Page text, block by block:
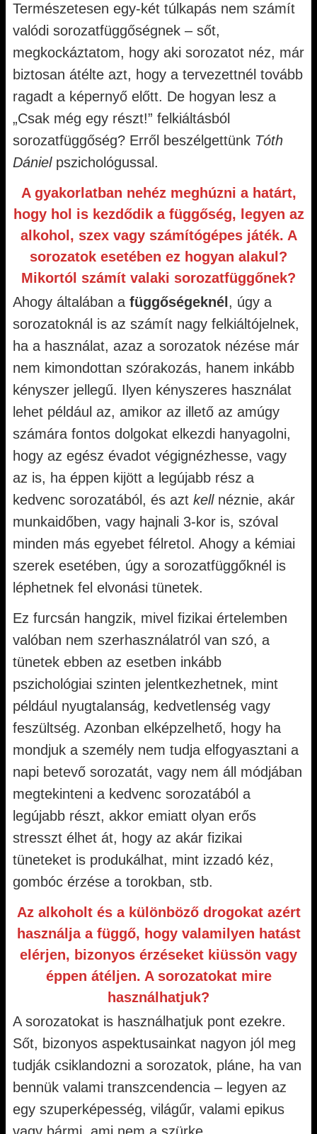
Természetesen egy-két túlkapás nem számít
valódi sorozatfüggőségnek – sőt,
megkockáztatom, hogy aki sorozatot néz, már
biztosan átélte azt, hogy a tervezettnél tovább
ragadt a képernyő előtt. De hogyan lesz a
„Csak még egy részt!” felkiáltásból
sorozatfüggőség? Erről beszélgettünk Tóth
Dánielpszichológussal.
A gyakorlatban nehéz meghúzni a határt,
hogy hol is kezdődik a függőség, legyen az
alkohol, szex vagy számítógépes játék. A
sorozatok esetében ez hogyan alakul?
Mikortól számít valaki sorozatfüggőnek?
Ahogy általában a függőségeknél , úgy a
sorozatoknál is az számít nagy felkiáltójelnek,
ha a használat, azaz a sorozatok nézése már
nem kimondottan szórakozás, hanem inkább
kényszer jellegű. Ilyen kényszeres használat
lehet például az, amikor az illető az amúgy
számára fontos dolgokat elkezdi hanyagolni,
hogy az egész évadot végignézhesse, vagy
az is, ha éppen kijött a legújabb rész a
kedvenc sorozatából, és azt kellnéznie, akár
munkaidőben, vagy hajnali 3-kor is, szóval
minden más egyebet félretol. Ahogy a kémiai
szerek esetében, úgy a sorozatfüggőknél is
léphetnek fel elvonási tünetek.
Ez furcsán hangzik, mivel fizikai értelemben
valóban nem szerhasználatról van szó, a
tünetek ebben az esetben inkább
pszichológiai szinten jelentkezhetnek, mint
például nyugtalanság, kedvetlenség vagy
feszültség. Azonban elképzelhető, hogy ha
mondjuk a személy nem tudja elfogyasztani a
napi betevő sorozatát, vagy nem áll módjában
megtekinteni a kedvenc sorozatából a
legújabb részt, akkor emiatt olyan erős
stresszt élhet át, hogy az akár fizikai
tüneteket is produkálhat, mint izzadó kéz,
gombóc érzése a torokban, stb.
Az alkoholt és a különböző drogokat azért
használja a függő, hogy valamilyen hatást
elérjen, bizonyos érzéseket kiüssön vagy
éppen átéljen. A sorozatokat mire
használhatjuk?
A sorozatokat is használhatjuk pont ezekre.
Sőt, bizonyos aspektusainkat nagyon jól meg
tudják csiklandozni a sorozatok, pláne, ha van
bennük valami transzcendencia – legyen az
egy szuperképesség, világűr, valami epikus